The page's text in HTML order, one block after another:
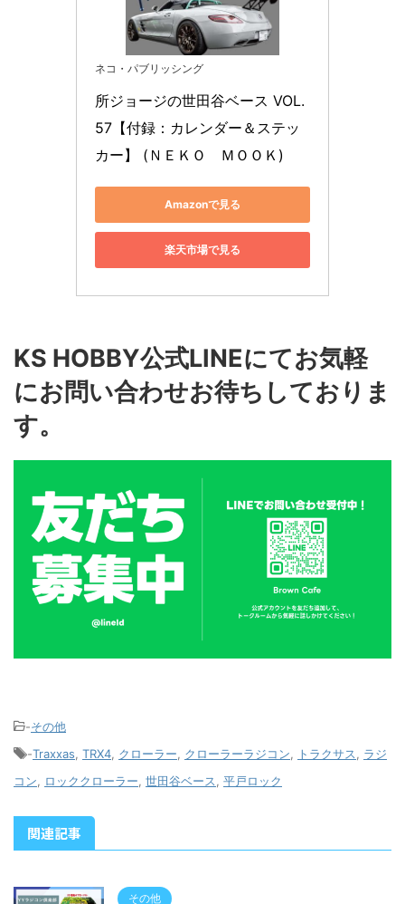
ネコ・パブリッシング
所ジョージの世田谷ベース VOL.
57【付録：カレンダー＆ステッ
カー】 (ＮＥＫＯ　ＭＯＯＫ)
Amazonで見る
楽天市場で見る
KS HOBBY公式LINEにてお気軽
にお問い合わせお待ちしておりま
す。
-その他
-Traxxas, TRX4, クローラー, クローラーラジコン, トラクサス, ラジ
コン, ロッククローラー, 世田谷ベース, 平戸ロック
関連記事
その他